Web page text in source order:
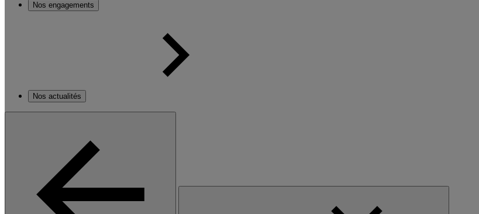
Nos engagements
Nos actualités